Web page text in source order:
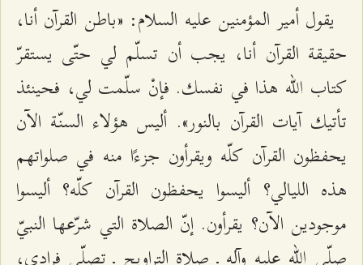
يقول أمير المؤمنين عليه السلام: «باطن القرآن أنا،
حقيقة القرآن أنا، يجب أن تسلّم لي حتّى يستقرّ
كتاب الله هذا في نفسك. فإنْ سلّمت لي، فحينئذ
تأتيك آيات القرآن بالنور». أليس هؤلاء السنّة الآن
يحفظون القرآن كلّه ويقرأون جزءًا منه في صلواتهم
هذه الليالي؟ أليسوا يحفظون القرآن كلّه؟ أليسوا
موجودين الآن؟ يقرأون. إنّ الصلاة التي شرّعها النبيّ
صلّى الله عليه وآله ـ صلاة التراويح ـ تصلّى فرادى،